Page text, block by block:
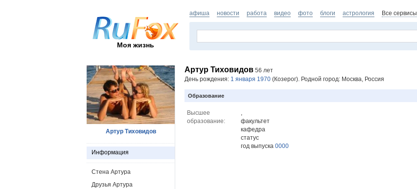
Моя жизнь
афиша новости работа видео фото блоги астрология Все сервисы
Артур Тиховидов 56 лет
День рождения: 1 января 1970 (Козерог). Родной город: Москва, Россия
Образование
Высшее
образование:
,
факультет
кафедра
статус
год выпуска 0000
Артур Тиховидов
Информация
Стена Артура
Друзья Артура